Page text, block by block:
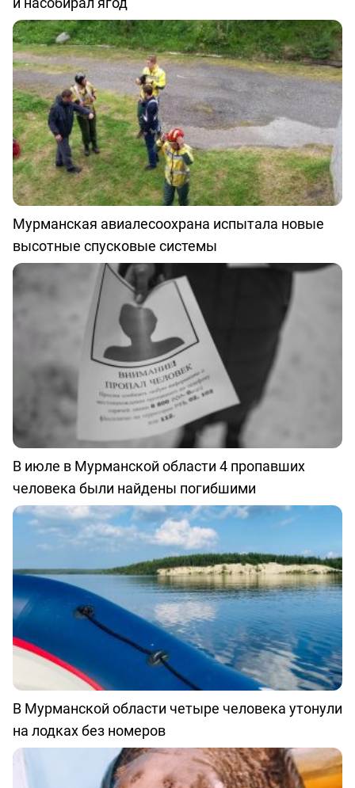
Мурманская авиалесоохрана испытала новые
высотные спусковые системы
В июле в Мурманской области 4 пропавших
человека были найдены погибшими
В Мурманской области четыре человека утонули
на лодках без номеров